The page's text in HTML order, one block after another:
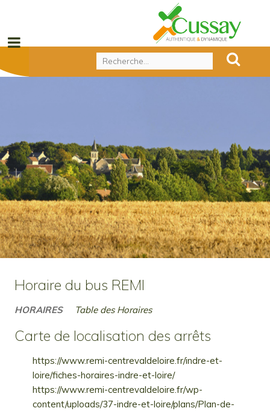
Horaire du bus REMI
HORAIRES Table des Horaires
Carte de localisation des arrêts
https://www.remi-centrevaldeloire.fr/indre-et-
loire/fiches-horaires-indre-et-loire/
https://www.remi-centrevaldeloire.fr/wp-
content/uploads/37-indre-et-loire/plans/Plan-de-